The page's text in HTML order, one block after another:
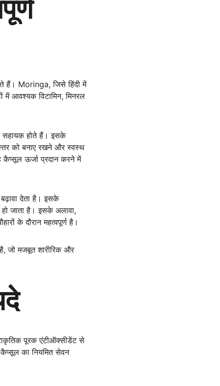
हैं। Moringa, जिसे हिंदी में
में आवश्यक विटामिन, मिनरल
सहायक होते हैं। इसके
को बनाए रखने और स्वस्थ
ऊर्जा प्रदान करने में
देता है। इसके
जाता है। इसके अलावा,
के दौरान महत्वपूर्ण है।
जो मजबूत शारीरिक और
पूरक एंटीऑक्सीडेंट से
का नियमित सेवन